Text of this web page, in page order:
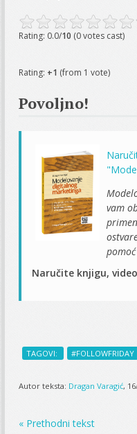
Rating: 0.0/10 (0 votes cast)
Rating: +1 (from 1 vote)
Povoljno!
vam
Naručite knjigu,
TAGOVI: #FOLLOWFRIDAY
Autor teksta: Dragan Varagić,
« Prethodni tekst